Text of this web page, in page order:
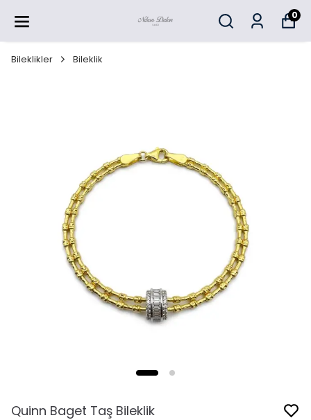
0
Bileklikler Bileklik
Quinn Baget Taş Bileklik